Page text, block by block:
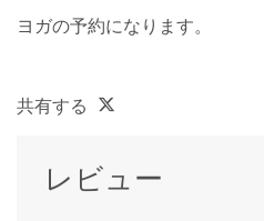
ヨガの予約になります。
共有する
レビュー